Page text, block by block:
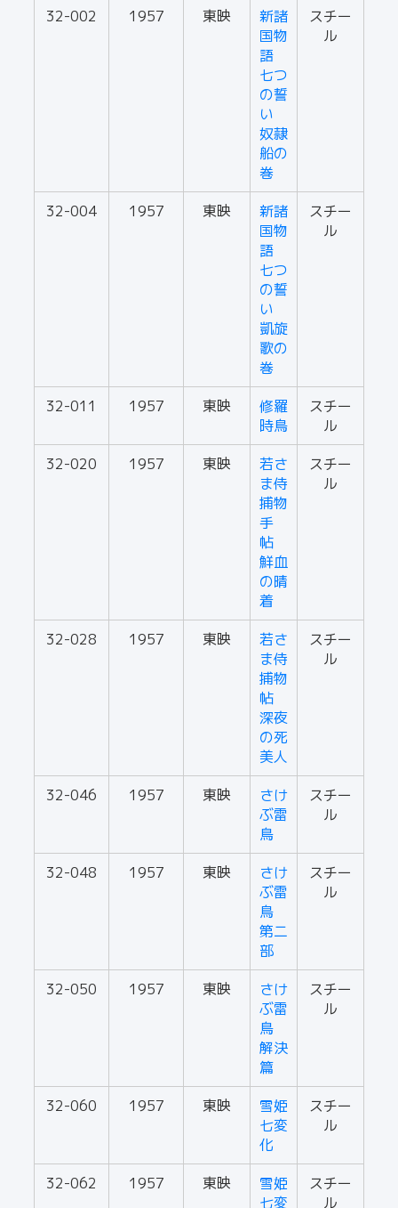
32-002 1957 東映
新諸
国物
語
七つ
の誓
い
奴隷
船の
巻
スチー
ル
32-004 1957 東映
新諸
国物
語
七つ
の誓
い
凱旋
歌の
巻
スチー
ル
32-011 1957 東映
修羅
時鳥
スチー
ル
32-020
1957 東映
若さ
ま侍
捕物
手
帖
鮮血
の晴
着
スチー
ル
32-028 1957 東映
若さ
ま侍
捕物
帖
深夜
の死
美人
スチー
ル
32-046 1957 東映
さけ
ぶ雷
鳥
スチー
ル
32-048 1957 東映
さけ
ぶ雷
鳥
第二
部
スチー
ル
32-050 1957 東映
さけ
ぶ雷
鳥
解決
篇
スチー
ル
32-060 1957 東映
雪姫
七変
化
スチー
ル
32-062 1957 東映
雪姫
七変
スチー
ル